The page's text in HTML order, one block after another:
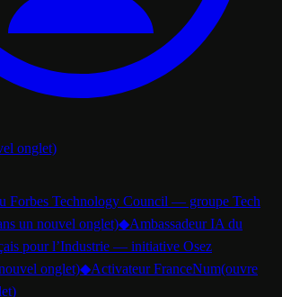
onglet)
Forbes Technology Council — groupe Tech
un nouvel onglet)◆Ambassadeur IA du
pour l’Industrie — initiative Osez
onglet)◆Activateur FranceNum(ouvre